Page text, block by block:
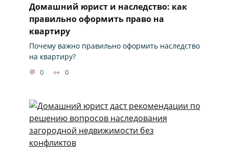
Домашний юрист и наследство: как
правильно оформить право на
квартиру
Почему важно правильно оформить наследство
на квартиру?
0 0